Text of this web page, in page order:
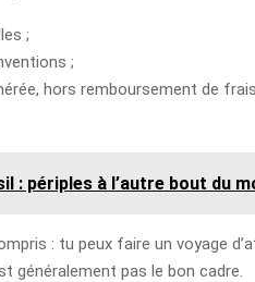
;
;
hors remboursement de
: périples à l’autre bout du
: tu peux faire un voyage
généralement pas le bon cadre.